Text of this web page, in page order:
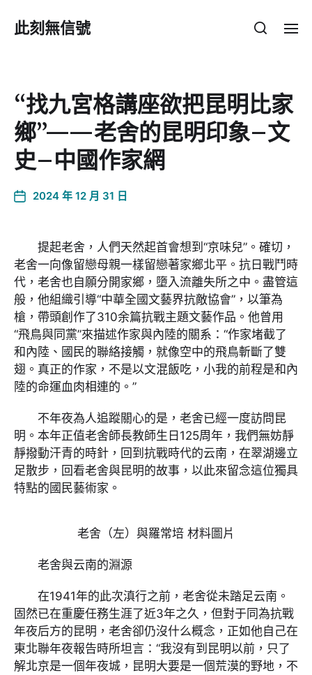
此刻無信號
“找九宮格講座欲把昆明比家
鄉”——老舍的昆明印象–文
史–中國作家網
2024 年 12 月 31 日
提起老舍，人們天然起首會想到“京味兒”。確切，
老舍一向像留戀母親一樣留戀著家鄉北平。抗日戰鬥時
代，老舍也自願分開家鄉，墮入流離失所之中。盡管這
般，他組織引導“中華全國文藝界抗敵協會”，以筆為
槍，帶頭創作了310余篇抗戰主題文藝作品。他曾用
“飛鳥與同黨”來描述作家與內陸的關系：“作家堵截了
和內陸、國民的聯絡接觸，就像空中的飛鳥斬斷了雙
翅。真正的作家，不是以文混飯吃，小我的前程是和內
陸的命運血肉相連的。”
不年夜為人追蹤關心的是，老舍已經一度訪問昆
明。本年正值老舍師長教師生日125周年，我們無妨靜
靜撥動汗青的時針，回到抗戰時代的云南，在翠湖邊立
足散步，回看老舍與昆明的故事，以此來留念這位獨具
特點的國民藝術家。
老舍（左）與羅常培 材料圖片
老舍與云南的淵源
在1941年的此次滇行之前，老舍從未踏足云南。
固然已在重慶任務生涯了近3年之久，但對于同為抗戰
年夜后方的昆明，老舍卻仍沒什么概念，正如他自己在
東北聯年夜報告時所坦言：“我沒有到昆明以前，只了
解北京是一個年夜城，昆明大要是一個荒漠的野地，不